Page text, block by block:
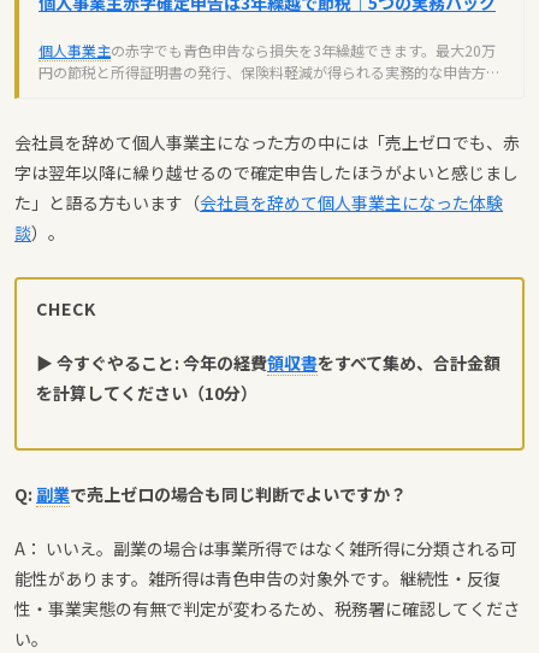
個人事業主の赤字でも青色申告なら損失を3年繰越できます。最大20万
円の節税と所得証明書の発行、保険料軽減が得られる実務的な申告方法
会社員を辞めて個人事業主になった方の中には「売上ゼロでも、赤
字は翌年以降に繰り越せるので確定申告したほうがよいと感じまし
た」と語る方もいます（会社員を辞めて個人事業主になった体験
談）。
CHECK
▶ 今すぐやること: 今年の経費領収書をすべて集め、合計金額
を計算してください（10分）
Q: 副業で売上ゼロの場合も同じ判断でよいですか？
A： いいえ。副業の場合は事業所得ではなく雑所得に分類される可
能性があります。雑所得は青色申告の対象外です。継続性・反復
性・事業実態の有無で判定が変わるため、税務署に確認してくださ
い。